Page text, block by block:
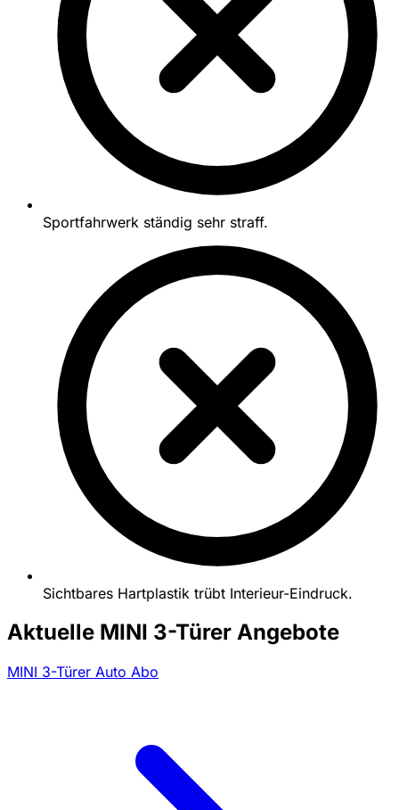
Sportfahrwerk ständig sehr straff.
Sichtbares Hartplastik trübt Interieur-Eindruck.
Aktuelle MINI 3-Türer Angebote
MINI 3-Türer Auto Abo